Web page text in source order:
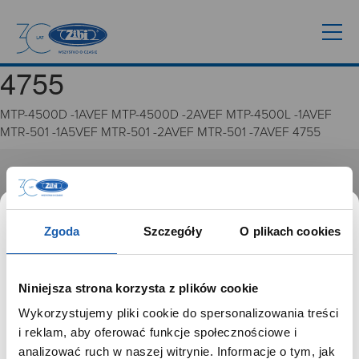
Zgoda Szczegóły O plikach cookies
Niniejsza strona korzysta z plików cookie
Wykorzystujemy pliki cookie do spersonalizowania treści
i reklam, aby oferować funkcje społecznościowe i
analizować ruch w naszej witrynie. Informacje o tym, jak
4755
MTP-4500D -1AVEF MTP-4500D -2AVEF MTP-4500L -1AVEF
MTR-501 -1A5VEF MTR-501 -2AVEF MTR-501 -7AVEF 4755
GRUPA ZIBI
Misja, wizja i wartości Grupy Zibi
Ważne daty
Zgoda na ciasteczka
PRODUKTYSZANOWNY UŻYTKOWNIKU,
SZANOWNA UŻYTKOWNICZKO